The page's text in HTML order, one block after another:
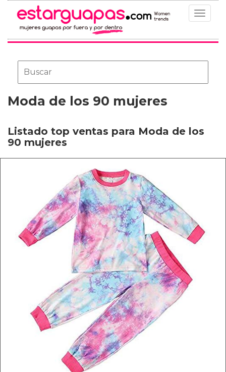
Toggle
Moda de los 90 mujeres
Listado top ventas para Moda de los
90 mujeres